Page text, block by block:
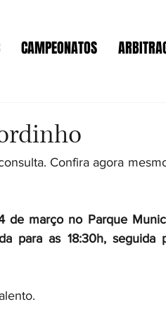
CAMPEONATOS
Confira agora
de março no Parque
para as 18:30h, seguida